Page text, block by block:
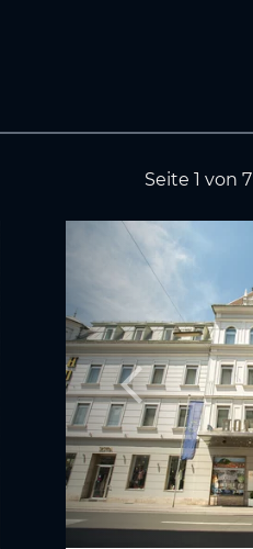
Seite 1 von 7